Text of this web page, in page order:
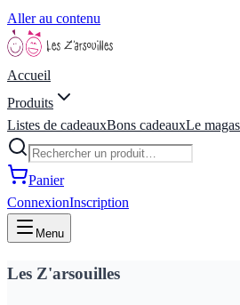
Aller au contenu
Accueil
Produits
Listes de cadeauxBons cadeauxLe
Panier
ConnexionInscription
Menu
Les Z'arsouilles